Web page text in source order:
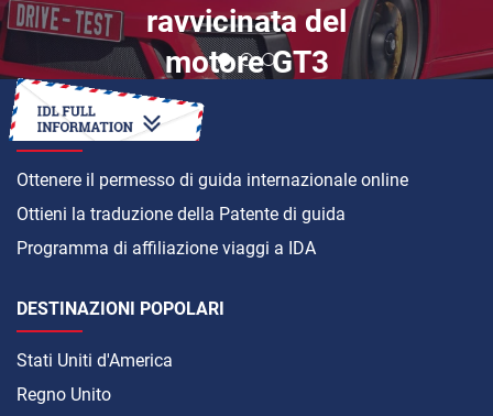
ravvicinata del
motore GT3
COME
Ottenere il permesso di guida internazionale online
Ottieni la traduzione della Patente di guida
Programma di affiliazione viaggi a IDA
DESTINAZIONI POPOLARI
Stati Uniti d'America
Regno Unito